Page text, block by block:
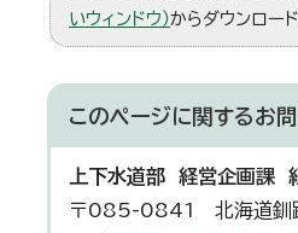
いウィンドウ）からダウンロード
このページに関するお
上下水道部 経営企画課
〒085-0841 北海道釧